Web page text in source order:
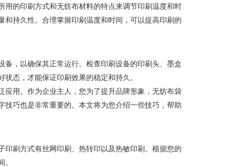
的印刷方式和无纺布材料的特点来调节印刷温度和时
持久性。合理掌握印刷温度和时间，可以提高印刷的
，以确保其正常运行。检查印刷设备的印刷头、墨盒
态，才能保证印刷效果的稳定和持久。
用。作为企业主人，您为了提升品牌形象，无纺布袋
巧也是非常重要的。本文将为您介绍一些技巧，帮助
刷方式有丝网印刷、热转印以及热敏印刷。根据您的